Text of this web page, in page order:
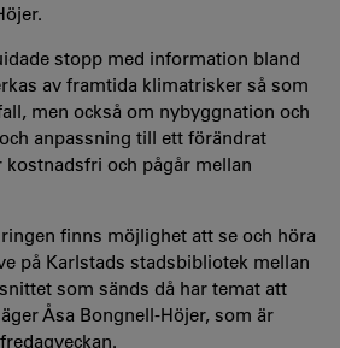
stopp med information bland
av framtida klimatrisker så som
men också om nybyggnation och
anpassning till ett förändrat
kostnadsfri och pågår mellan
finns möjlighet att se och höra
på Karlstads stadsbibliotek mellan
som sänds då har temat att
Åsa Bongnell-Höjer, som är